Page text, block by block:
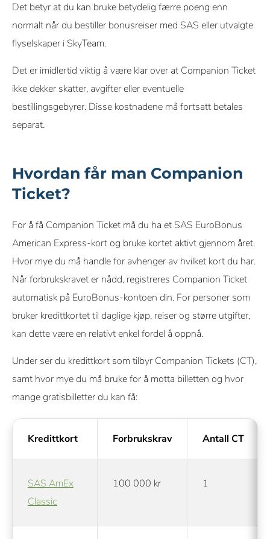
Det betyr at du kan bruke betydelig færre poeng enn
normalt når du bestiller bonusreiser med SAS eller utvalgte
flyselskaper i SkyTeam.
Det er imidlertid viktig å være klar over at Companion Ticket
ikke dekker skatter, avgifter eller eventuelle
bestillingsgebyrer. Disse kostnadene må fortsatt betales
separat.
Hvordan får man Companion
Ticket?
For å få Companion Ticket må du ha et SAS EuroBonus
American Express-kort og bruke kortet aktivt gjennom året.
Hvor mye du må handle for avhenger av hvilket kort du har.
Når forbrukskravet er nådd, registreres Companion Ticket
automatisk på EuroBonus-kontoen din. For personer som
bruker kredittkortet til daglige kjøp, reiser og større utgifter,
kan dette være en relativt enkel fordel å oppnå.
Under ser du kredittkort som tilbyr Companion Tickets (CT),
samt hvor mye du må bruke for å motta billetten og hvor
mange gratisbilletter du kan få:
Kredittkort Forbrukskrav Antall CT
SAS AmEx
Classic
100 000 kr 1